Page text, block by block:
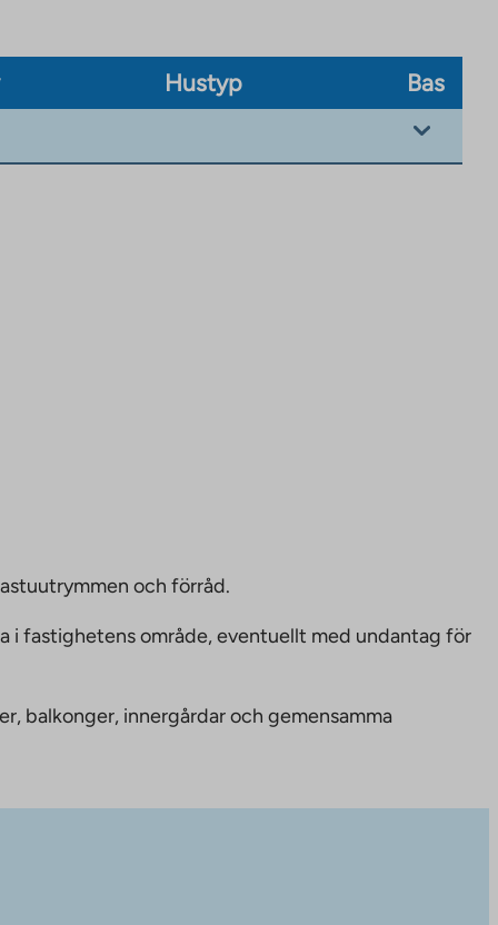
Hustyp Bas
och förråd.
i fastighetens område, eventuellt med undantag för
balkonger, innergårdar och gemensamma